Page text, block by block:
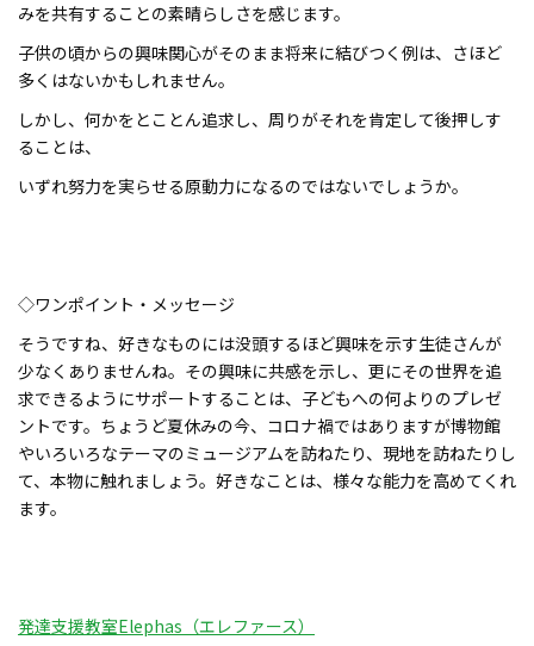
みを共有することの素晴らしさを感じます。
子供の頃からの興味関心がそのまま将来に結びつく例は、さほど
多くはないかもしれません。
しかし、何かをとことん追求し、周りがそれを肯定して後押しす
ることは、
いずれ努力を実らせる原動力になるのではないでしょうか。
◇ワンポイント・メッセージ
そうですね、好きなものには没頭するほど興味を示す生徒さんが
少なくありませんね。その興味に共感を示し、更にその世界を追
求できるようにサポートすることは、子どもへの何よりのプレゼ
ントです。ちょうど夏休みの今、コロナ禍ではありますが博物館
やいろいろなテーマのミュージアムを訪ねたり、現地を訪ねたりし
て、本物に触れましょう。好きなことは、様々な能力を高めてくれ
ます。
発達支援教室Elephas（エレファース）